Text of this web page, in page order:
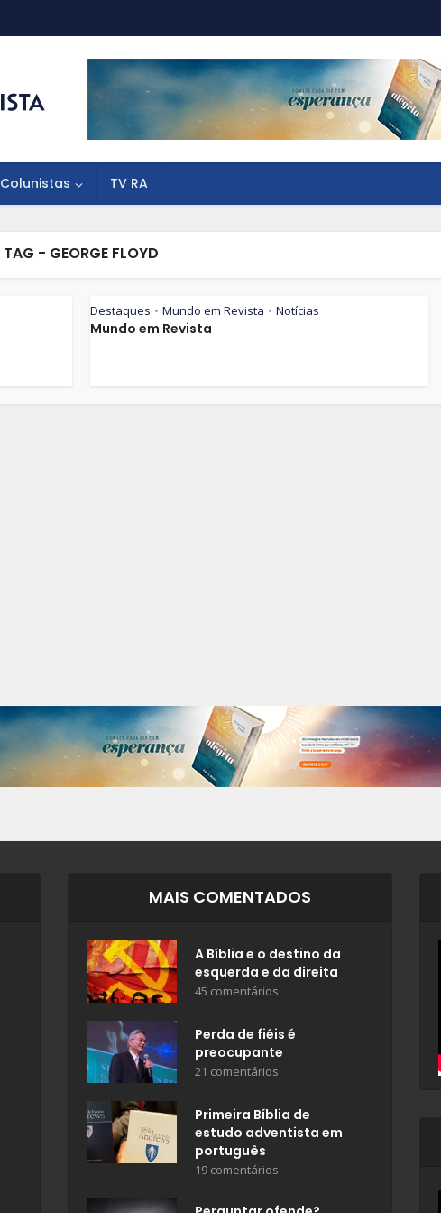
Colunistas TV RA
TAG - GEORGE FLOYD
Destaques • Mundo em Revista • Notícias
Mundo em Revista
MAIS COMENTADOS
A Bíblia e o destino da
esquerda e da direita
45 comentários
Perda de fiéis é
preocupante
21 comentários
Primeira Bíblia de
estudo adventista em
português
19 comentários